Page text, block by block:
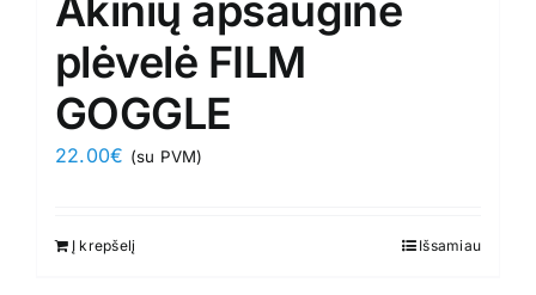
Akinių apsauginė
plėvelė FILM
GOGGLE
22.00€ (su PVM)
Į krepšelį Išsamiau